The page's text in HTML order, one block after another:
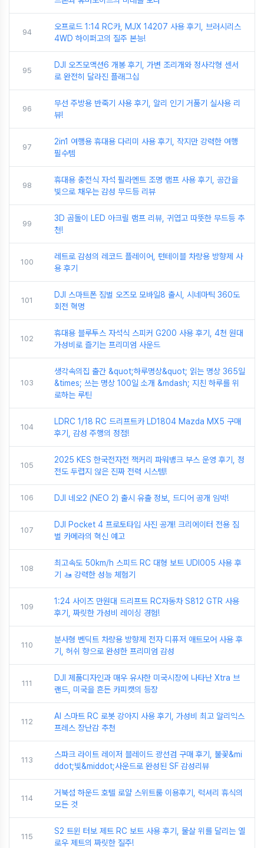
94
오프로드 1:14 RC카, MJX 14207 사용 후기, 브러시리스
4WD 하이퍼고의 질주 본능!
95
DJI 오즈모액션6 개봉 후기, 가변 조리개와 정사각형 센서
로 완전히 달라진 플래그십
96
무선 주방용 반죽기 사용 후기, 알리 인기 거품기 실사용 리
뷰!
97
2in1 여행용 휴대용 다리미 사용 후기, 작지만 강력한 여행
필수템
98
휴대용 충전식 자석 필라멘트 조명 램프 사용 후기, 공간을
빛으로 채우는 감성 무드등 리뷰
99
3D 곰돌이 LED 아크릴 램프 리뷰, 귀엽고 따뜻한 무드등 추
천!
100
레트로 감성의 레코드 플레이어, 턴테이블 차량용 방향제 사
용 후기
101
DJI 스마트폰 짐벌 오즈모 모바일8 출시, 시네마틱 360도
회전 혁명
102
휴대용 블루투스 자석식 스피커 G200 사용 후기, 4천 원대
가성비로 즐기는 프리미엄 사운드
103
생각속의집 출간 &quot;하루명상&quot; 읽는 명상 365일
&times; 쓰는 명상 100일 소개 &mdash; 지친 하루를 위
로하는 루틴
104
LDRC 1/18 RC 드리프트카 LD1804 Mazda MX5 구매
후기, 감성 주행의 정점!
105
2025 KES 한국전자전 잭커리 파워뱅크 부스 운영 후기, 정
전도 두렵지 않은 진짜 전력 시스템!
106 DJI 네오2 (NEO 2) 출시 유출 정보, 드디어 공개 임박!
107
DJI Pocket 4 프로토타입 사진 공개! 크리에이터 전용 짐
벌 카메라의 혁신 예고
108
최고속도 50km/h 스피드 RC 대형 보트 UDI005 사용 후
기 🚤 강력한 성능 체험기
109
1:24 사이즈 만원대 드리프트 RC자동차 S812 GTR 사용
후기, 짜릿한 가성비 레이싱 경험!
110
분사형 벤딕트 차량용 방향제 전자 디퓨저 애트모어 사용 후
기, 허쉬 향으로 완성한 프리미엄 감성
111
DJI 제품디자인과 매우 유사한 미국시장에 나타난 Xtra 브
랜드, 미국을 흔든 카피캣의 등장
112
AI 스마트 RC 로봇 강아지 사용 후기, 가성비 최고 알리익스
프레스 장난감 추천
113
스파크 라이트 레이저 블레이드 광선검 구매 후기, 불꽃&mi
ddot;빛&middot;사운드로 완성된 SF 감성리뷰
114
거북섬 하운드 호텔 로얄 스위트룸 이용후기, 럭셔리 휴식의
모든 것
115
S2 트윈 터보 제트 RC 보트 사용 후기, 물살 위를 달리는 옐
로우 제트의 짜릿한 질주!